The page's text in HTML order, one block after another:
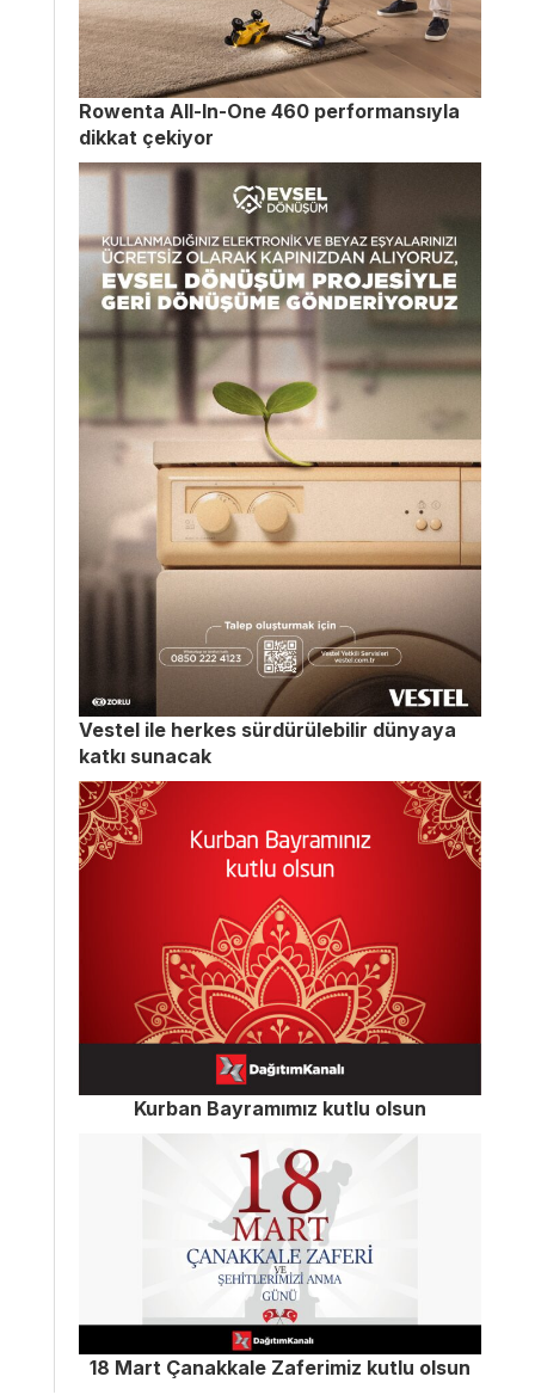
Rowenta All-In-One 460 performansıyla
dikkat çekiyor
Vestel ile herkes sürdürülebilir dünyaya
katkı sunacak
Kurban Bayramımız kutlu olsun
18 Mart Çanakkale Zaferimiz kutlu olsun